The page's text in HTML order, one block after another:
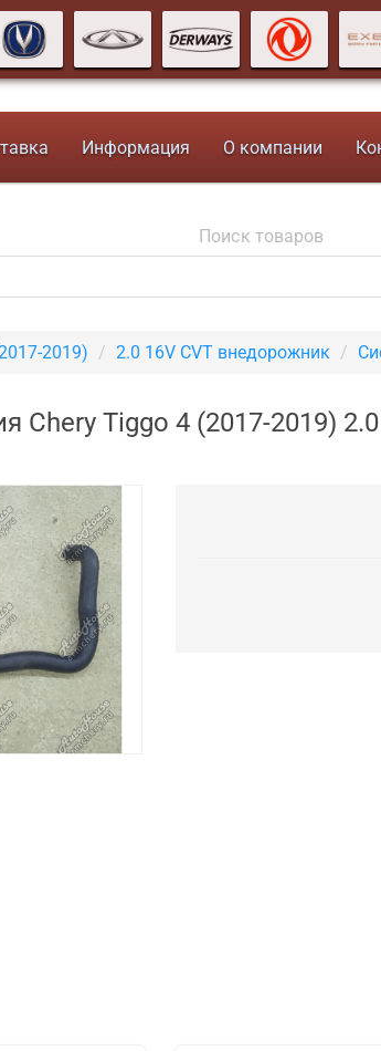
Информация О компании
2019) 2.0 16V CVT внедорожник
Chery Tiggo 4 (2017-2019)